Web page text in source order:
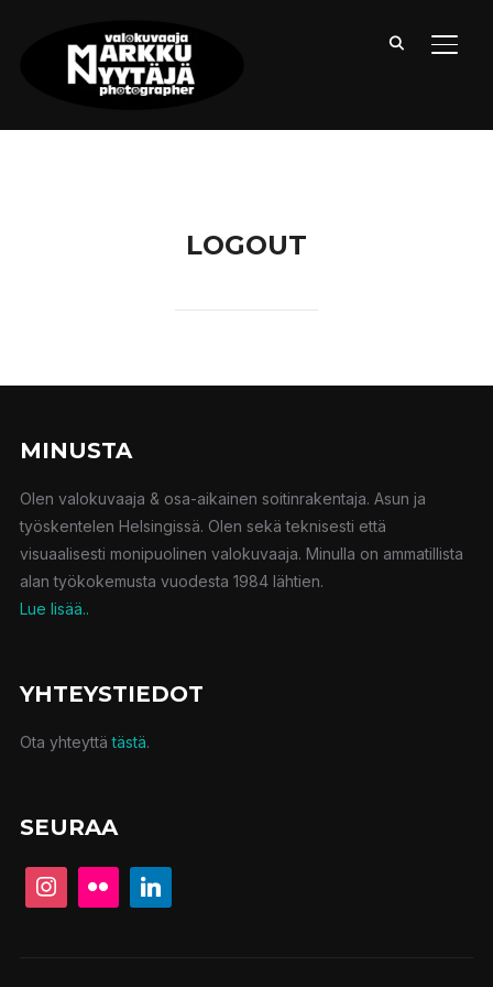
LOGOUT
MINUSTA
Olen valokuvaaja & osa-aikainen soitinrakentaja. Asun ja
työskentelen Helsingissä. Olen sekä teknisesti että
visuaalisesti monipuolinen valokuvaaja. Minulla on ammatillista
alan työkokemusta vuodesta 1984 lähtien.
Lue lisää..
YHTEYSTIEDOT
Ota yhteyttätästä.
SEURAA